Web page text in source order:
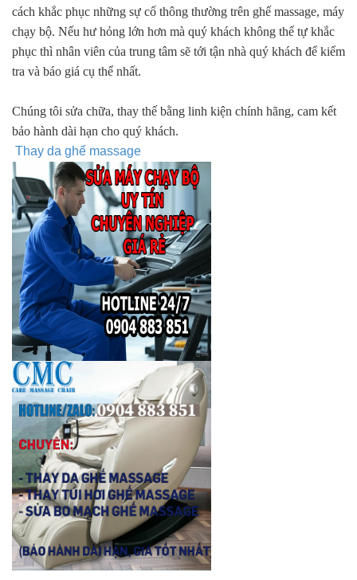
cách khắc phục những sự cố thông thường trên ghế massage, máy
chạy bộ. Nếu hư hỏng lớn hơn mà quý khách không thể tự khắc
phục thì nhân viên của trung tâm sẽ tới tận nhà quý khách để kiểm
tra và báo giá cụ thể nhất.
Chúng tôi sửa chữa, thay thế bằng linh kiện chính hãng, cam kết
bảo hành dài hạn cho quý khách.
Thay da ghế massage